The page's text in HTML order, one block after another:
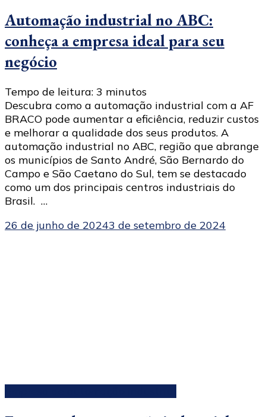
Automação industrial no ABC:
conheça a empresa ideal para seu
negócio
Tempo de leitura: 3 minutos
Descubra como a automação industrial com a AF
BRACO pode aumentar a eficiência, reduzir custos
e melhorar a qualidade dos seus produtos. A
automação industrial no ABC, região que abrange
os municípios de Santo André, São Bernardo do
Campo e São Caetano do Sul, tem se destacado
como um dos principais centros industriais do
Brasil. …
26 de junho de 20243 de setembro de 2024